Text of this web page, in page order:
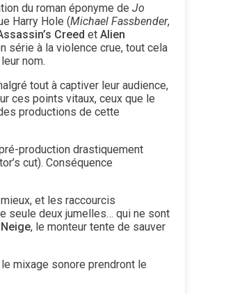
du roman éponyme de Jo
Harry Hole (Michael Fassbender,
Creed et Alien
série à la violence crue, tout cela
nom.
tout à captiver leur audience,
ces points vitaux, ceux que le
productions de cette
production drastiquement
cut). Conséquence
et les raccourcis
seule deux jumelles… qui ne sont
, le monteur tente de sauver
mixage sonore prendront le